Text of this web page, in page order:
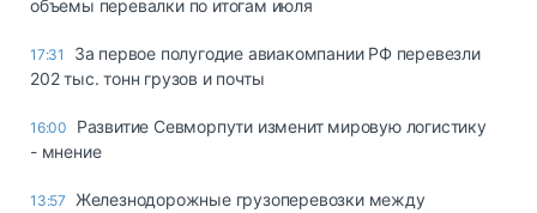
объемы перевалки по итогам июля
17:31
За первое полугодие авиакомпании РФ перевезли
202 тыс. тонн грузов и почты
16:00
Развитие Севморпути изменит мировую логистику
- мнение
13:57
Железнодорожные грузоперевозки между